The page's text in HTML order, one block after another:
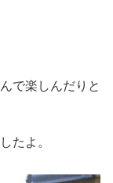
で楽しんだりと
たよ。